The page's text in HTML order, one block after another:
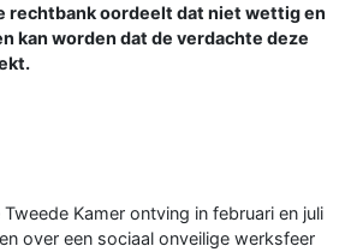
rechtbank oordeelt dat niet wettig en
kan worden dat de verdachte deze
Kamer ontving in februari en juli
over een sociaal onveilige werksfeer